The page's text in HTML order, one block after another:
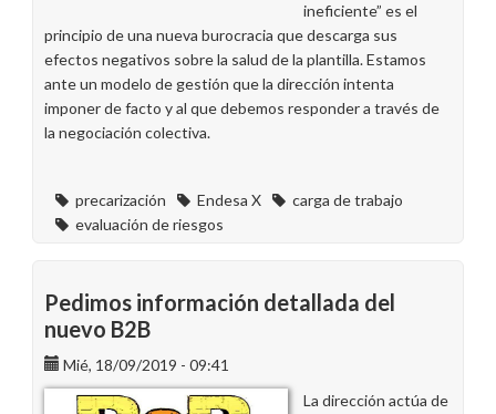
ineficiente” es el
principio de una nueva burocracia que descarga sus
efectos negativos sobre la salud de la plantilla. Estamos
ante un modelo de gestión que la dirección intenta
imponer de facto y al que debemos responder a través de
la negociación colectiva.
precarización Endesa X
carga de trabajo
evaluación de riesgos
Pedimos información detallada del
nuevo B2B
Mié, 18/09/2019 - 09:41
La dirección actúa de